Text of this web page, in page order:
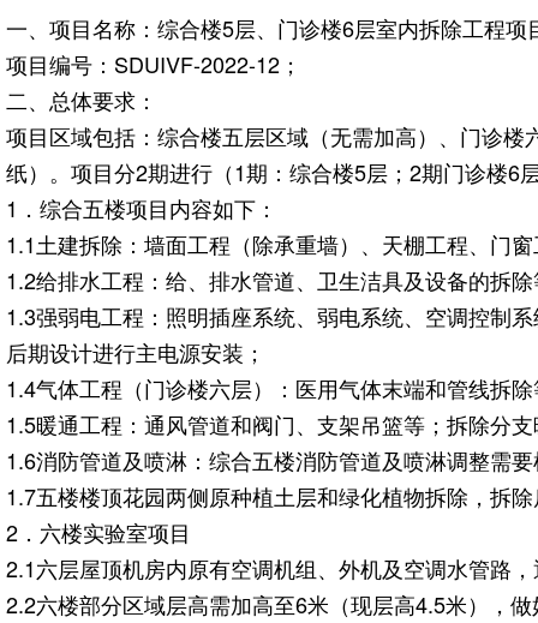
一、项目名称：综合楼5层、门诊楼6层室内拆除工程项
项目编号：SDUIVF-2022-12；
二、总体要求：
项目区域包括：综合楼五层区域（无需加高）、门诊
纸）。项目分2期进行（1期：综合楼5层；2期门诊楼6
1．综合五楼项目内容如下：
1.1土建拆除：墙面工程（除承重墙）、天棚工程、门
1.2给排水工程：给、排水管道、卫生洁具及设备的拆
1.3强弱电工程：照明插座系统、弱电系统、空调控制
后期设计进行主电源安装；
1.4气体工程（门诊楼六层）：医用气体末端和管线拆
1.5暖通工程：通风管道和阀门、支架吊篮等；拆除分
1.6消防管道及喷淋：综合五楼消防管道及喷淋调整需
1.7五楼楼顶花园两侧原种植土层和绿化植物拆除，拆
2．六楼实验室项目
2.1六层屋顶机房内原有空调机组、外机及空调水管路
2.2六楼部分区域层高需加高至6米（现层高4.5米），